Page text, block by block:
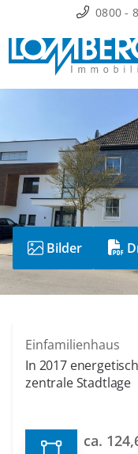
Inhalt
springen
0800 -
Bilder
Einfamilienhaus
In 2017
zentrale Stadtlage
ca.